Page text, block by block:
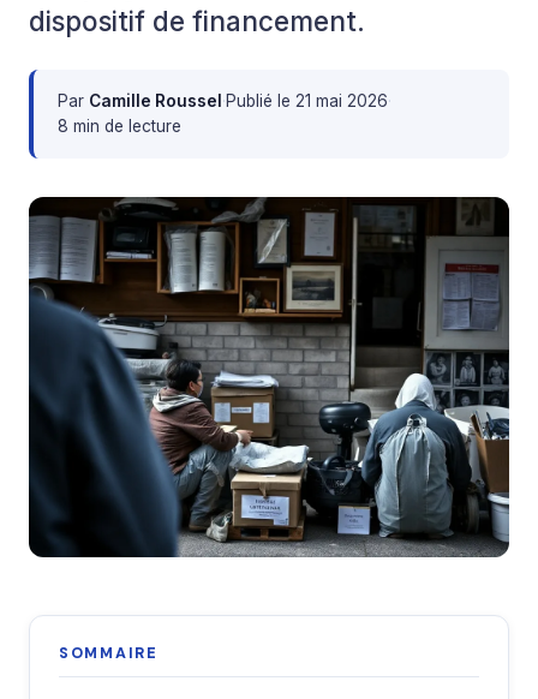
dispositif de financement.
Par Camille Roussel·Publié le 21 mai 2026·
8 min de lecture
SOMMAIRE